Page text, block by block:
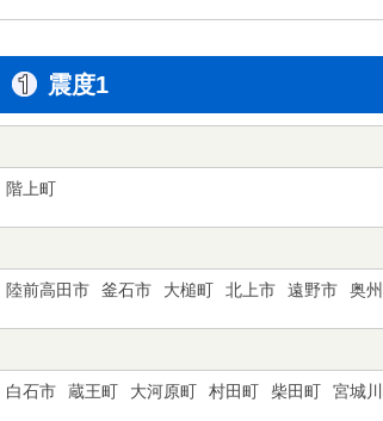
震度1
階上町
陸前高田市 釜石市 大槌町 北上市 遠野市 奥
白石市 蔵王町 大河原町 村田町 柴田町 宮城